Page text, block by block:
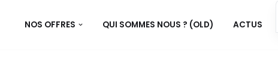
NOS OFFRES QUI SOMMES NOUS ? (OLD) ACTUS